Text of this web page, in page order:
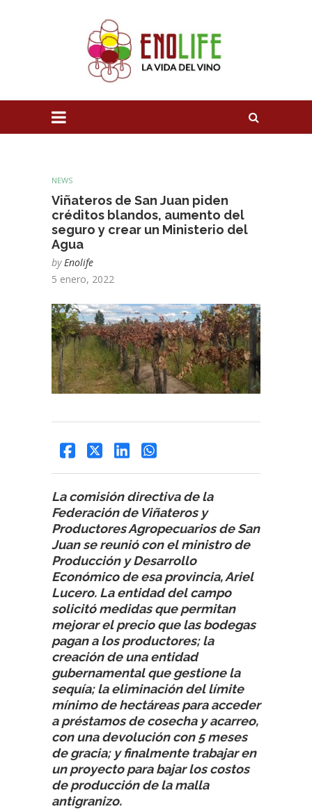
NEWS
Viñateros de San Juan piden
créditos blandos, aumento del
seguro y crear un Ministerio del
Agua
by Enolife
5 enero, 2022
La comisión directiva de la
Federación de Viñateros y
Productores Agropecuarios de San
Juan se reunió con el ministro de
Producción y Desarrollo
Económico de esa provincia, Ariel
Lucero. La entidad del campo
solicitó medidas que permitan
mejorar el precio que las bodegas
pagan a los productores; la
creación de una entidad
gubernamental que gestione la
sequía; la eliminación del límite
mínimo de hectáreas para acceder
a préstamos de cosecha y acarreo,
con una devolución con 5 meses
de gracia; y finalmente trabajar en
un proyecto para bajar los costos
de producción de la malla
antigranizo.